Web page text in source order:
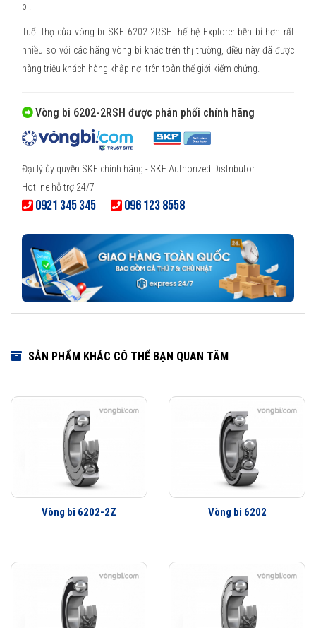
bi.
Tuổi thọ của vòng bi SKF 6202-2RSH thế hệ Explorer bền bỉ hơn rất
nhiều so với các hãng vòng bi khác trên thị trường, điều này đã được
hàng triệu khách hàng khắp nơi trên toàn thế giới kiểm chứng.
Vòng bi 6202-2RSH được phân phối chính hãng
Đại lý ủy quyền SKF chính hãng - SKF Authorized Distributor
Hotline hỗ trợ 24/7
0921 345 345 096 123 8558
SẢN PHẨM KHÁC CÓ THỂ BẠN QUAN TÂM
Vòng bi 6202-2Z Vòng bi 6202